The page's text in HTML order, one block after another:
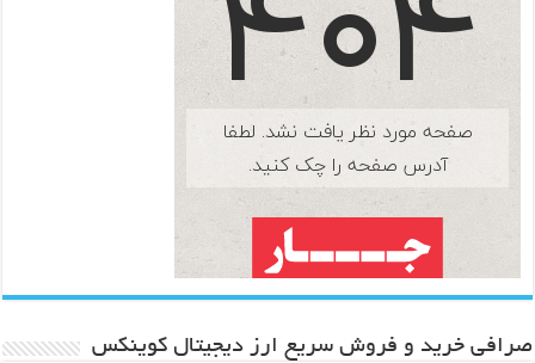
صرافی خرید و فروش سریع ارز دیجیتال کوینکس